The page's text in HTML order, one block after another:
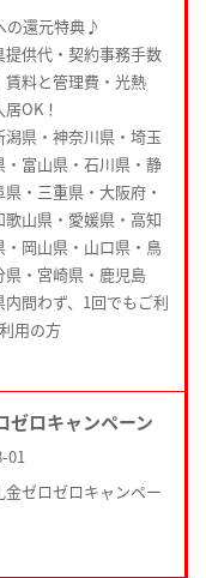
の還元特典♪
供代・契約事務手数
料と管理費・光熱
OK！
県・神奈川県・埼玉
富山県・石川県・静
・三重県・大阪府・
山県・愛媛県・高知
岡山県・山口県・鳥
・宮崎県・鹿児島
問わず、1回でもご利
用の方
ゼロキャンペーン
01
ゼロゼロキャンペー